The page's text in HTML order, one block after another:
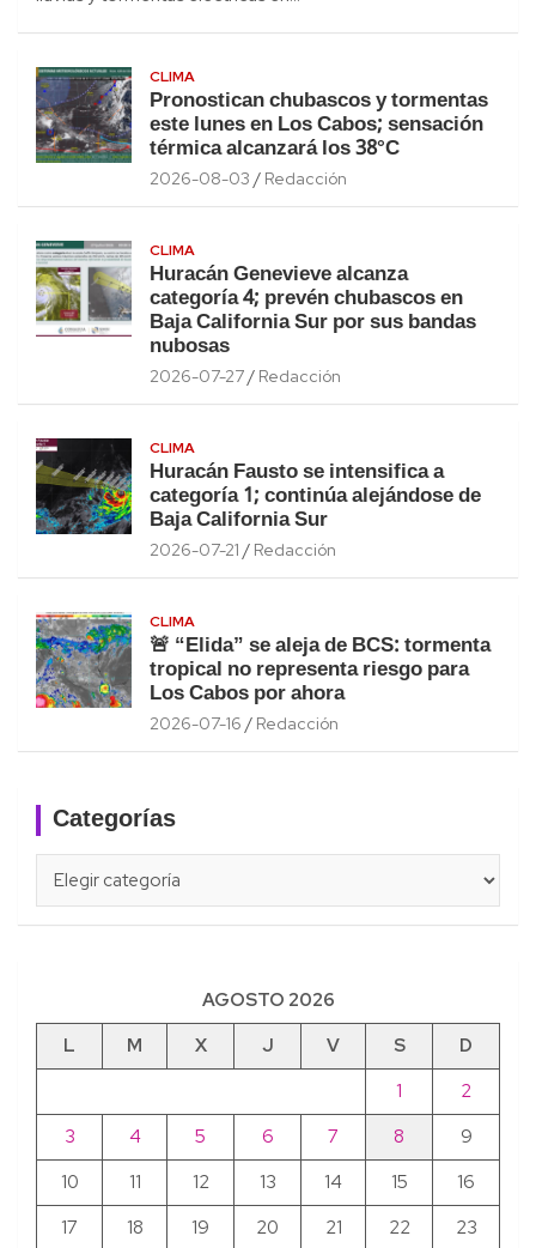
CLIMA
Pronostican chubascos y tormentas
este lunes en Los Cabos; sensación
térmica alcanzará los 38°C
2026-08-03 Redacción
CLIMA
Huracán Genevieve alcanza
categoría 4; prevén chubascos en
Baja California Sur por sus bandas
nubosas
2026-07-27 Redacción
CLIMA
Huracán Fausto se intensifica a
categoría 1; continúa alejándose de
Baja California Sur
2026-07-21 Redacción
CLIMA
🚨 “Elida” se aleja de BCS: tormenta
tropical no representa riesgo para
Los Cabos por ahora
2026-07-16 Redacción
Categorías
AGOSTO 2026
L
M X J V S
D
1
2
3
4 5 6 7 8
9
10
11 12 13 14 15
16
17
18 19 20 21 22 23